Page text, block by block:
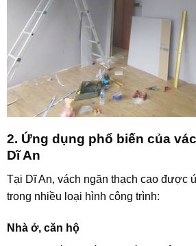
2. Ứng dụng phổ biến của
Dĩ An
Tại Dĩ An, vách ngăn thạch cao được
trong nhiều loại hình công trình:
Nhà ở, căn hộ